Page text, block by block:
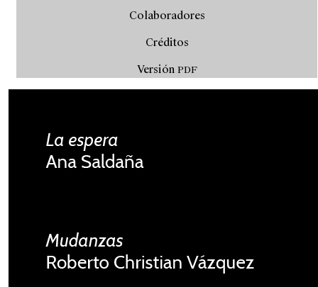
Colaboradores
Créditos
Versión PDF